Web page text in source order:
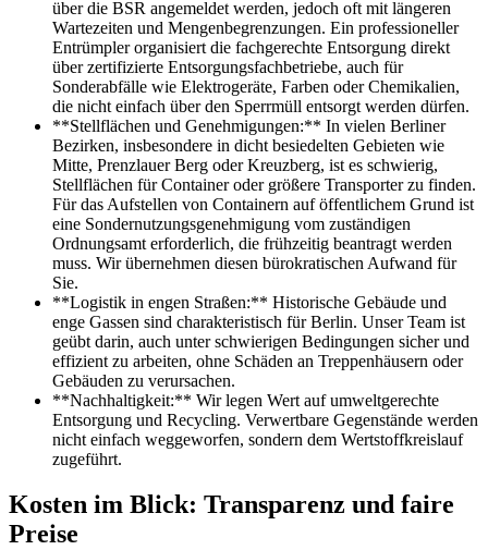
über die BSR angemeldet werden, jedoch oft mit längeren
Wartezeiten und Mengenbegrenzungen. Ein professioneller
Entrümpler organisiert die fachgerechte Entsorgung direkt
über zertifizierte Entsorgungsfachbetriebe, auch für
Sonderabfälle wie Elektrogeräte, Farben oder Chemikalien,
die nicht einfach über den Sperrmüll entsorgt werden dürfen.
**Stellflächen und Genehmigungen:** In vielen Berliner
Bezirken, insbesondere in dicht besiedelten Gebieten wie
Mitte, Prenzlauer Berg oder Kreuzberg, ist es schwierig,
Stellflächen für Container oder größere Transporter zu finden.
Für das Aufstellen von Containern auf öffentlichem Grund ist
eine Sondernutzungsgenehmigung vom zuständigen
Ordnungsamt erforderlich, die frühzeitig beantragt werden
muss. Wir übernehmen diesen bürokratischen Aufwand für
Sie.
**Logistik in engen Straßen:** Historische Gebäude und
enge Gassen sind charakteristisch für Berlin. Unser Team ist
geübt darin, auch unter schwierigen Bedingungen sicher und
effizient zu arbeiten, ohne Schäden an Treppenhäusern oder
Gebäuden zu verursachen.
**Nachhaltigkeit:** Wir legen Wert auf umweltgerechte
Entsorgung und Recycling. Verwertbare Gegenstände werden
nicht einfach weggeworfen, sondern dem Wertstoffkreislauf
zugeführt.
Kosten im Blick: Transparenz und faire
Preise